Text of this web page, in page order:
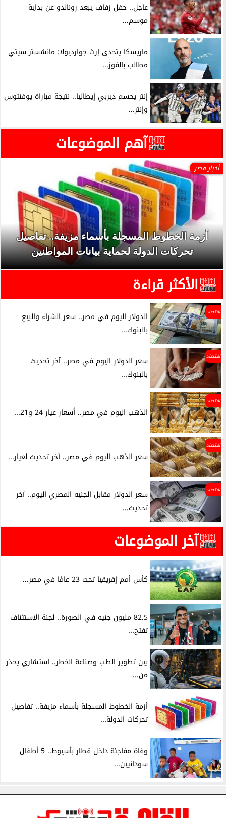
عاجل.. حفل زفاف يبعد رونالدو عن بداية
موسم...
ماريسكا يتحدى إرث جوارديولا: مانشستر سيتي
مطالب بالفوز...
إنتر يحسم ديربي إيطاليا.. نتيجة مباراة يوفنتوس
وإنتر...
آهم الموضوعات
أخبار مصر
أزمة الخطوط المسجلة بأسماء مزيفة.. تفاصيل
تحركات الدولة لحماية بيانات المواطنين
الأكثر قراءة
اقتصاد
الدولار اليوم في مصر.. سعر الشراء والبيع
بالبنوك...
اقتصاد
سعر الدولار اليوم في مصر.. آخر تحديث
بالبنوك...
اقتصاد
الذهب اليوم في مصر.. أسعار عيار 24 و21...
اقتصاد
سعر الذهب اليوم في مصر.. آخر تحديث لعيار...
اقتصاد
سعر الدولار مقابل الجنيه المصري اليوم.. آخر
تحديث...
آخر الموضوعات
كأس أمم إفريقيا تحت 23 عامًا في مصر...
82.5 مليون جنيه في الصورة.. لجنة الاستئناف
تفتح...
بين تطوير الطب وصناعة الخطر.. استشاري يحذر
من...
أزمة الخطوط المسجلة بأسماء مزيفة.. تفاصيل
تحركات الدولة...
وفاة مفاجئة داخل قطار بأسيوط.. 5 أطفال
سودانيين...